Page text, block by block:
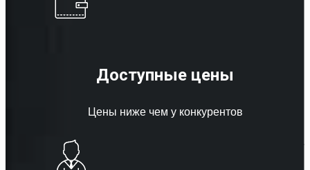
Доступные цены
Цены ниже чем у конкурентов